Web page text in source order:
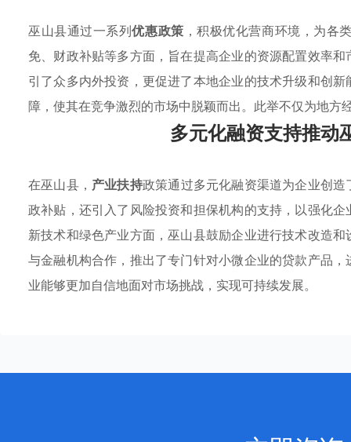
巫山县通过一系列优惠政策 ，积极优化营商环境，为各
免、财政补贴等多方面，旨在提高企业的资源配置效率
引了众多内外投资，更促进了本地企业的技术升级和创新
障，使其在竞争激烈的市场中脱颖而出。此举不仅为地
多元化融资支持推动
在巫山县， 产业扶持政策通过多元化融资渠道为企业创
政补贴，还引入了风险投资和担保机构的支持，以强化
新技术和绿色产业方面，巫山县鼓励企业进行技术改造
与金融机构合作，推出了专门针对小微企业的贷款产品
业能够更加自信地面对市场挑战，实现可持续发展。